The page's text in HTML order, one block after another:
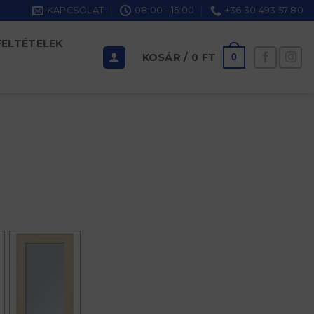
KAPCSOLAT 08:00 - 15:00 +36 30 493 57 80
KOSÁR / 0 FT 0